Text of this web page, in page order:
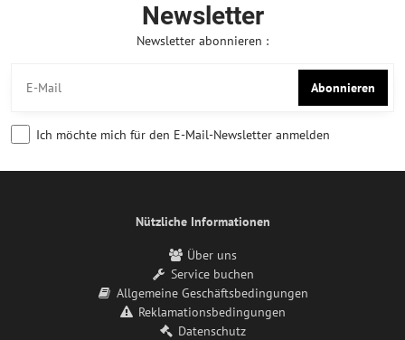
Newsletter
Newsletter abonnieren :
Abonnieren
Ich möchte mich für den E-Mail-Newsletter anmelden
Nützliche Informationen
Über uns
Service buchen
Allgemeine Geschäftsbedingungen
Reklamationsbedingungen
Datenschutz